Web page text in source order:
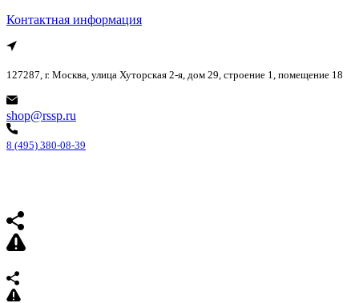
Контактная информация
127287, г. Москва, улица Хуторская 2-я, дом 29, строение 1, помещение 18
shop@rssp.ru
8 (495) 380-08-39